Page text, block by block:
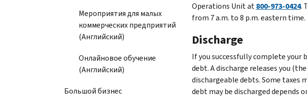
Мероприятия для малых
коммерческих предприятий
(Английский)
Онлайновое обучение
(Английский)
Большой бизнес
Operations Unit at800-973-0424.
from 7 a.m. to 8 p.m. eastern time.
Discharge
If you successfully complete your
debt. A discharge releases you
dischargeable debts. Some taxes
debt may be discharged depends